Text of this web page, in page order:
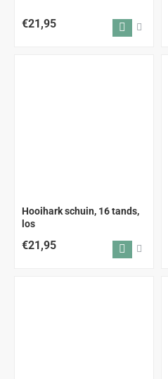
€21,95
Hooihark schuin, 16 tands,
los
€21,95